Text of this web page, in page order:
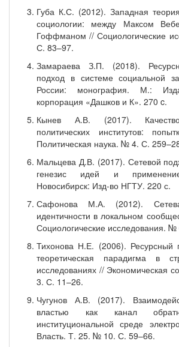
Губа К.С. (2012). Западная
социологии: между Максом
Гоффманом // Социологические
С. 83–97.
Замараева З.П. (2018).
подход в системе социальной
России: монография. М.:
корпорация «Дашков и К». 270 c.
Кынев А.В. (2017). Качество
политических институтов:
Политическая наука. № 4. С.
Мальцева Д.В. (2017). Сетевой
генезис идей и
Новосибирск: Изд-во НГТУ. 220 с.
Сафонова М.А. (2012).
идентичности в локальном
Социологические исследования.
Тихонова Н.Е. (2006). Ресурсный
теоретическая парадигма в
исследованиях // Экономическая
3. С. 11–26.
Чугунов А.В. (2017).
властью как канал
институциональной среде
Власть. Т. 25. № 10. С. 59–66.